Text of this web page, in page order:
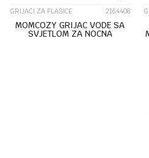
GRIJAČI ZA FLAŠICE 2164408
MOMCOZY GRIJAC VODE SA
SVJETLOM ZA NOCNA